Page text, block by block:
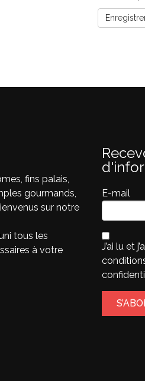
fins palais,
gourmands,
sur notre
tous les
à votre
E-mail
J’ai lu et